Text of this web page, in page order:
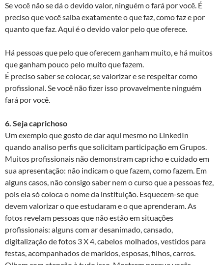
Se você não se dá o devido valor, ninguém o fará por você. É
preciso que você saiba exatamente o que faz, como faz e por
quanto que faz. Aqui é o devido valor pelo que oferece.
Há pessoas que pelo que oferecem ganham muito, e há muitos
que ganham pouco pelo muito que fazem.
É preciso saber se colocar, se valorizar e se respeitar como
profissional. Se você não fizer isso provavelmente ninguém
fará por você.
6. Seja caprichoso
Um exemplo que gosto de dar aqui mesmo no LinkedIn
quando analiso perfis que solicitam participação em Grupos.
Muitos profissionais não demonstram capricho e cuidado em
sua apresentação: não indicam o que fazem, como fazem. Em
alguns casos, não consigo saber nem o curso que a pessoas fez,
pois ela só coloca o nome da instituição. Esquecem-se que
devem valorizar o que estudaram e o que aprenderam. As
fotos revelam pessoas que não estão em situações
profissionais: alguns com ar desanimado, cansado,
digitalização de fotos 3 X 4, cabelos molhados, vestidos para
festas, acompanhados de maridos, esposas, filhos, carros.